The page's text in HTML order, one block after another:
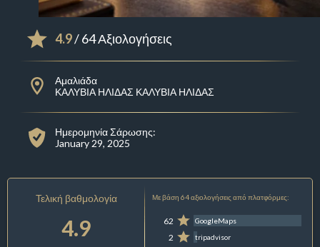
4.9/ 64 Αξιολογήσεις
Αμαλιάδα
ΚΑΛΥΒΙΑ ΗΛΙΔΑΣ ΚΑΛΥΒΙΑ ΗΛΙΔΑΣ
Ημερομηνία Σάρωσης:
January 29, 2025
Τελική βαθμολογία
4.9
Με βάση 64 αξιολογήσεις από πλατφόρμες:
62 GoogleMaps
2 tripadvisor